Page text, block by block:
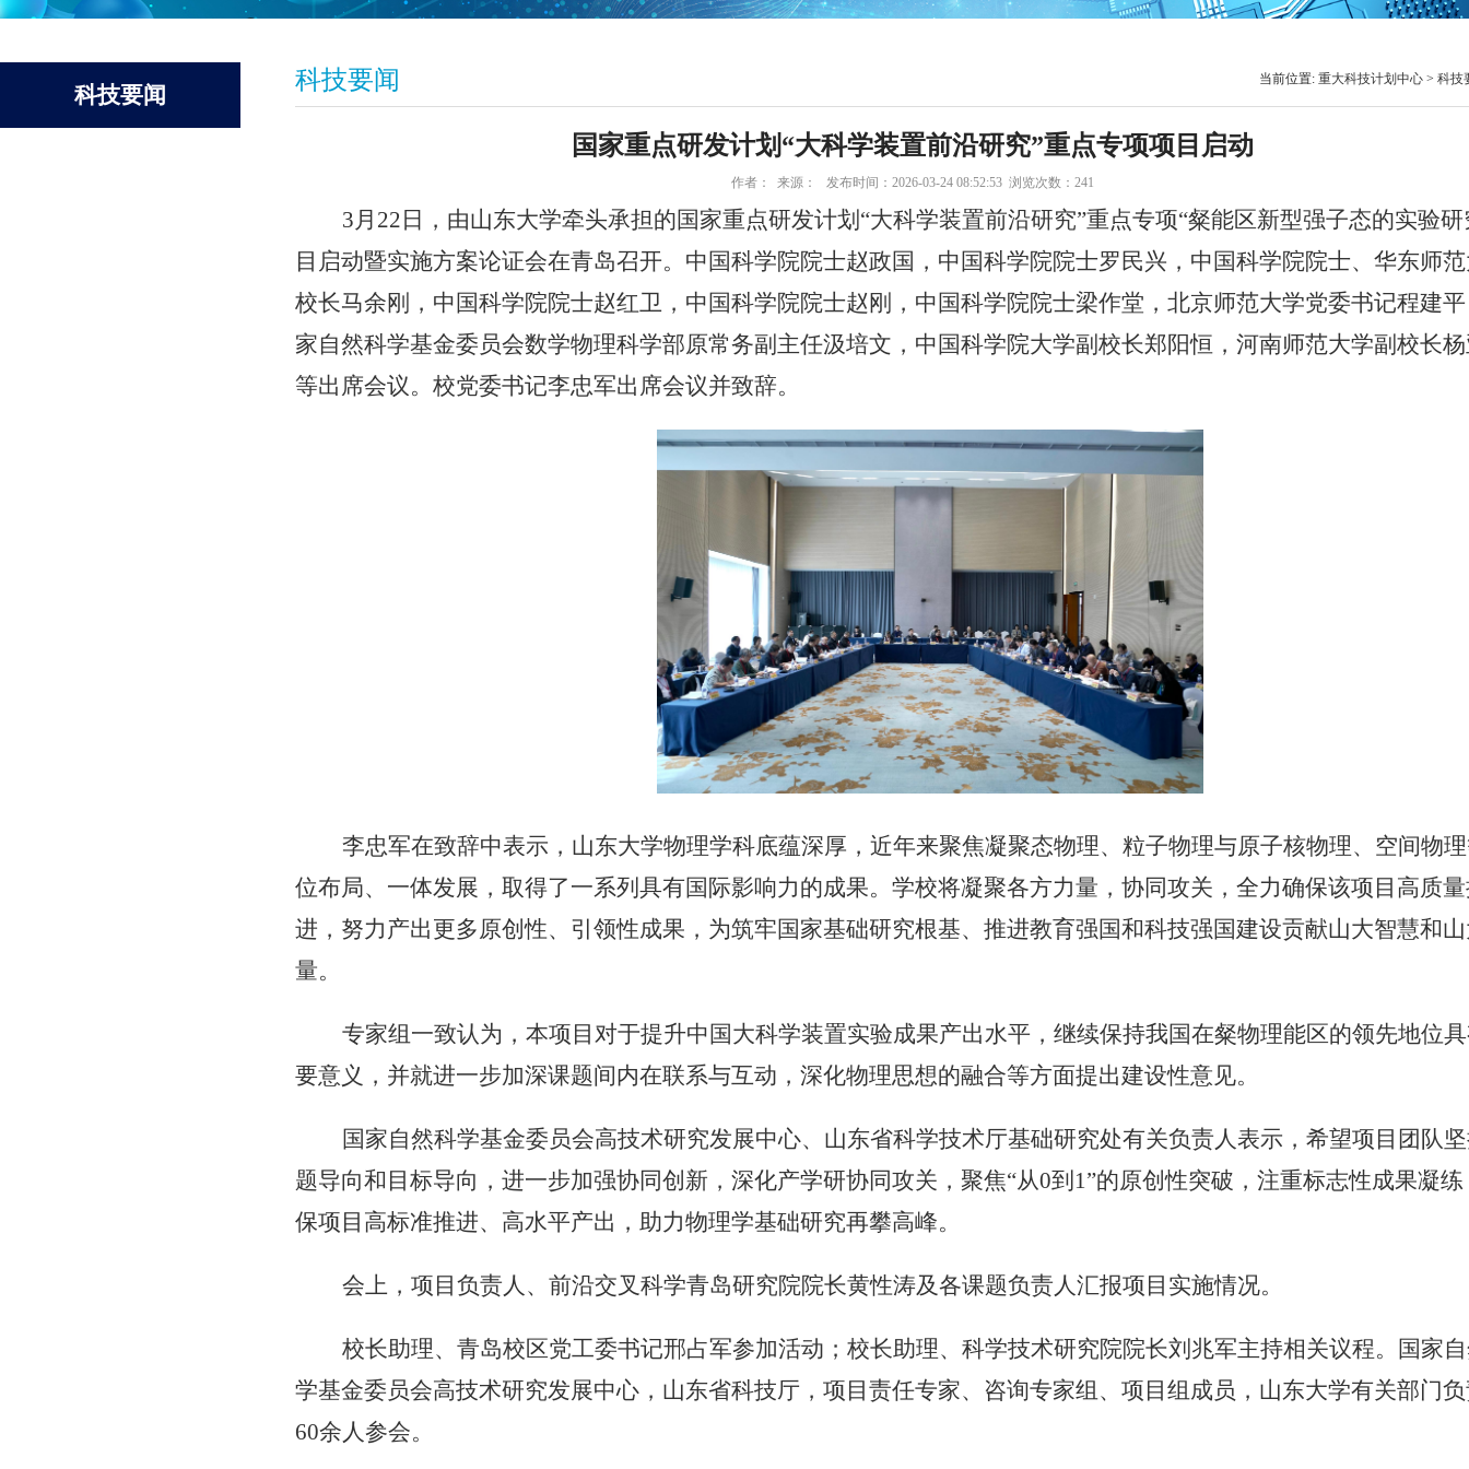
科技要闻
科技要闻 当前位置: 重大科技计划中心 > 科技
国家重点研发计划“大科学装置前沿研究”重点专项项目启动
作者： 来源： 发布时间：2026-03-24 08:52:53 浏览次数： 241
3 月 22 日，由山东大学牵头承担的国家重点研发计划“大科学装置前沿研究”重点专项“粲能区新型强子态的实验研
目启动暨实施方案论证会在青岛召开。中国科学院院士赵政国，中国科学院院士罗民兴，中国科学院院士、华东师
校长马余刚，中国科学院院士赵红卫，中国科学院院士赵刚，中国科学院院士梁作堂，北京师范大学党委书记程建
家自然科学基金委员会数学物理科学部原常务副主任汲培文，中国科学院大学副校长郑阳恒，河南师范大学副校长
等出席会议。校党委书记李忠军出席会议并致辞。
李忠军在致辞中表示，山东大学物理学科底蕴深厚，近年来聚焦凝聚态物理、粒子物理与原子核物理、空间物
位布局、一体发展，取得了一系列具有国际影响力的成果。学校将凝聚各方力量，协同攻关，全力确保该项目高质
进，努力产出更多原创性、引领性成果，为筑牢国家基础研究根基、推进教育强国和科技强国建设贡献山大智慧和
量。
专家组一致认为，本项目对于提升中国大科学装置实验成果产出水平，继续保持我国在粲物理能区的领先地位
要意义，并就进一步加深课题间内在联系与互动，深化物理思想的融合等方面提出建设性意见。
国家自然科学基金委员会高技术研究发展中心、山东省科学技术厅基础研究处有关负责人表示，希望项目团队
题导向和目标导向，进一步加强协同创新，深化产学研协同攻关，聚焦“从0到 1”的原创性突破，注重标志性成果凝
保项目高标准推进、高水平产出，助力物理学基础研究再攀高峰。
会上，项目负责人、前沿交叉科学青岛研究院院长黄性涛及各课题负责人汇报项目实施情况。
校长助理、青岛校区党工委书记邢占军参加活动；校长助理、科学技术研究院院长刘兆军主持相关议程。国家
学基金委员会高技术研究发展中心，山东省科技厅，项目责任专家、咨询专家组、项目组成员，山东大学有关部门
60余人参会。